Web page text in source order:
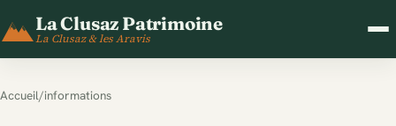
La Clusaz Patrimoine
La Clusaz & les Aravis
Accueil/informations